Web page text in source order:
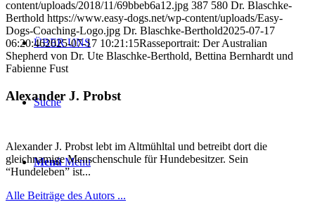
ÜBER UNS
Suche
Menü Menü
content/uploads/2018/11/69bbeb6a12.jpg 387 580 Dr. Blaschke-
Berthold https://www.easy-dogs.net/wp-content/uploads/Easy-
Dogs-Coaching-Logo.jpg Dr. Blaschke-Berthold2025-07-17
06:20:462025-07-17 10:21:15Rasseportrait: Der Australian
Shepherd von Dr. Ute Blaschke-Berthold, Bettina Bernhardt und
Fabienne Fust
Alexander J. Probst
Alexander J. Probst lebt im Altmühltal und betreibt dort die
gleichnamige Menschenschule für Hundebesitzer. Sein
“Hundeleben” ist...
Alle Beiträge des Autors ...